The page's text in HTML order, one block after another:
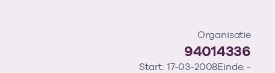
Organisatie
94014336
Start: 17-03-2008Einde: -